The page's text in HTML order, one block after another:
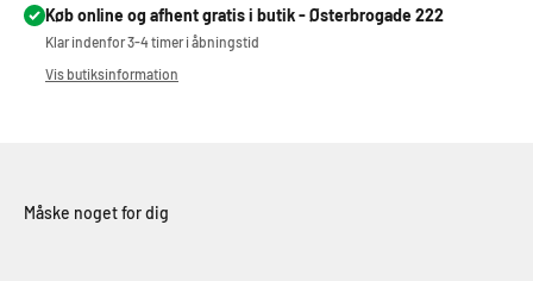
Køb online og afhent gratis i butik - Østerbrogade 222
Klar indenfor 3-4 timer i åbningstid
Vis butiksinformation